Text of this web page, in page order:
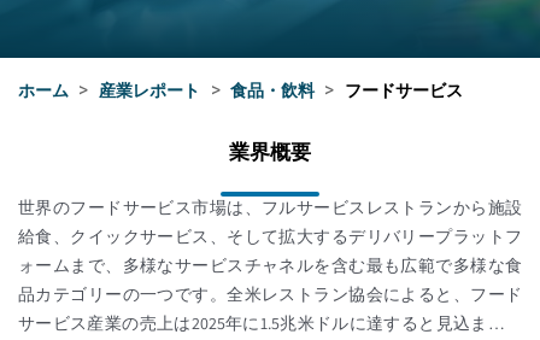
ホーム > 産業レポート > 食品・飲料 > フードサービス
業界概要
世界のフードサービス市場は、フルサービスレストランから施設
給食、クイックサービス、そして拡大するデリバリープラットフ
ォームまで、多様なサービスチャネルを含む最も広範で多様な食
品カテゴリーの一つです。全米レストラン協会によると、フード
サービス産業の売上は2025年に1.5兆米ドルに達すると見込まれて